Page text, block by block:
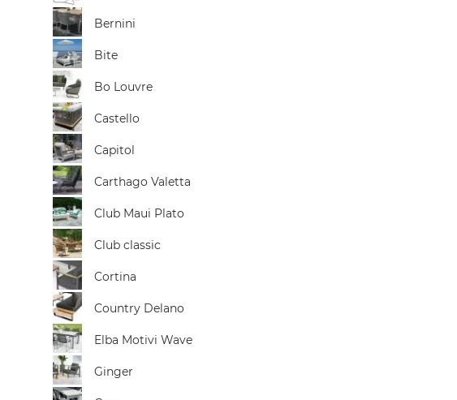
Bernini
Bite
Bo Louvre
Castello
Capitol
Carthago Valetta
Club Maui Plato
Club classic
Cortina
Country Delano
Elba Motivi Wave
Ginger